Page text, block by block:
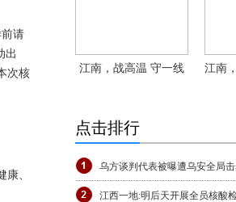
请
出
次核
、
江南，战高温 守一线
江南
点击排行
乌方谈判代表被曝遭乌安全局
江西一地:明后天开展全员核酸